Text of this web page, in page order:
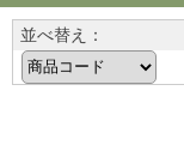
並べ替え：